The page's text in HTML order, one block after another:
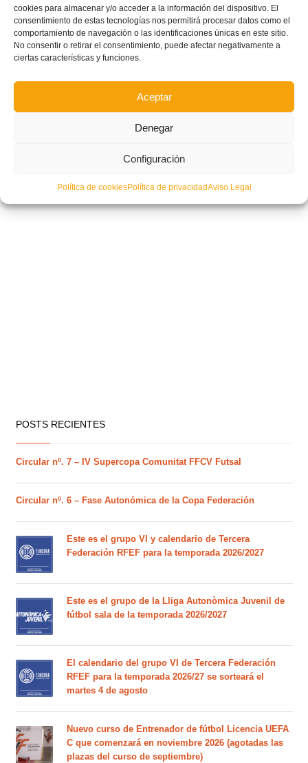
cookies para almacenar y/o acceder a la información del dispositivo. El
consentimiento de estas tecnologías nos permitirá procesar datos como el
comportamiento de navegación o las identificaciones únicas en este sitio.
No consentir o retirar el consentimiento, puede afectar negativamente a
ciertas características y funciones.
Aceptar
Denegar
Configuración
Política de cookiesPolítica de privacidadAviso Legal
POSTS RECIENTES
Circular nº. 7 – IV Supercopa Comunitat FFCV Futsal
Circular nº. 6 – Fase Autonómica de la Copa Federación
Este es el grupo VI y calendario de Tercera
Federación RFEF para la temporada 2026/2027
Este es el grupo de la Lliga Autonòmica Juvenil de
fútbol sala de la temporada 2026/2027
El calendario del grupo VI de Tercera Federación
RFEF para la temporada 2026/27 se sorteará el
martes 4 de agosto
Nuevo curso de Entrenador de fútbol Licencia UEFA
C que comenzará en noviembre 2026 (agotadas las
plazas del curso de septiembre)